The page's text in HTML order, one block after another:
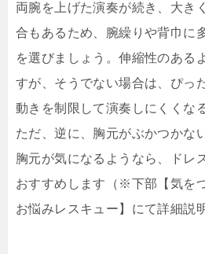
両腕を上げた演奏が続き、大き
合もあるため、腕繰りや背巾に
を選びましょう。伸縮性のある
すが、そうでない場合は、ぴっ
動きを制限して演奏しにくくな
ただ、逆に、胸元がぶかつかな
胸元が気になるようなら、ドレ
おすすめします（※下部【気を
お悩みレスキュー】にて詳細説